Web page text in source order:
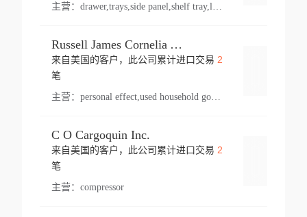
主营：
Russell James Cornelia Arlington Va
来自美国的客户，此公司累计进口交易 2
笔
主营： personal effect,used household goods
C O Cargoquin Inc.
来自美国的客户，此公司累计进口交易 2
笔
主营： compressor